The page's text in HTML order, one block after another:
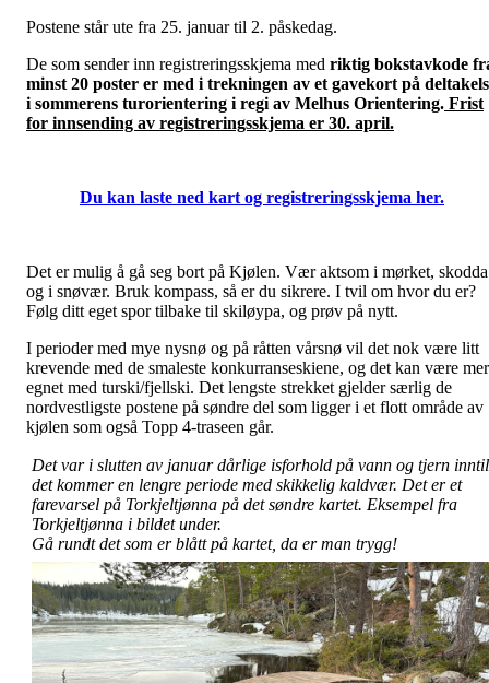
Postene står ute fra 25. januar til 2. påskedag.
De som sender inn registreringsskjema med riktig bokstavkode
minst 20 poster er med i trekningen av et gavekort på
i sommerens turorientering i regi av Melhus Orientering. Frist
for innsending av registreringsskjema er 30. april.
Du kan laste ned kart og registreringsskjema her.
Det er mulig å gå seg bort på Kjølen. Vær aktsom i mørket, skodda
og i snøvær. Bruk kompass, så er du sikrere. I tvil om hvor du er?
Følg ditt eget spor tilbake til skiløypa, og prøv på nytt.
I perioder med mye nysnø og på råtten vårsnø vil det nok være litt
krevende med de smaleste konkurranseskiene, og det kan være mer
egnet med turski/fjellski. Det lengste strekket gjelder særlig de
nordvestligste postene på søndre del som ligger i et flott område av
kjølen som også Topp 4-traseen går.
Det var i slutten av januar dårlige isforhold på vann og tjern inntil
det kommer en lengre periode med skikkelig kaldvær. Det er et
farevarsel på Torkjeltjønna på det søndre kartet. Eksempel fra
Torkjeltjønna i bildet under.
Gå rundt det som er blått på kartet, da er man trygg!